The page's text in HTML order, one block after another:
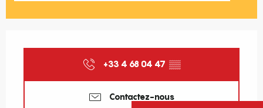
+33 4 68 04 47 ▒▒
Contactez-nous